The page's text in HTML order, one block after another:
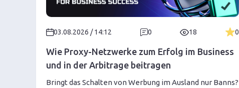
03.08.2026 / 14:12 0 18 0
Wie Proxy-Netzwerke zum Erfolg im Business
und in der Arbitrage beitragen
Bringt das Schalten von Werbung im Ausland nur Banns?